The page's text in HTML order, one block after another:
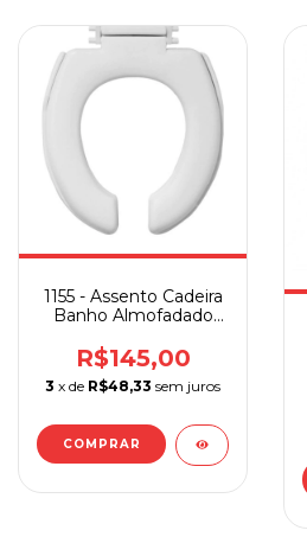
1155 - Assento Cadeira
Banho Almofadado
R$145,00
3 x de R$48,33 sem juros